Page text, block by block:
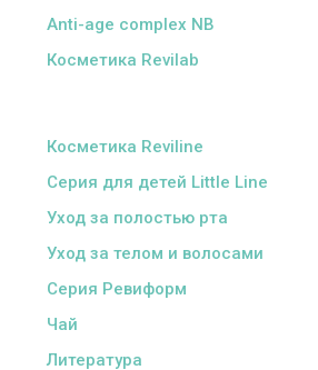
Anti-age complex NB
Косметика Revilab
Косметика Reviline
Серия для детей Little Line
Уход за полостью рта
Уход за телом и волосами
Серия Ревиформ
Чай
Литература